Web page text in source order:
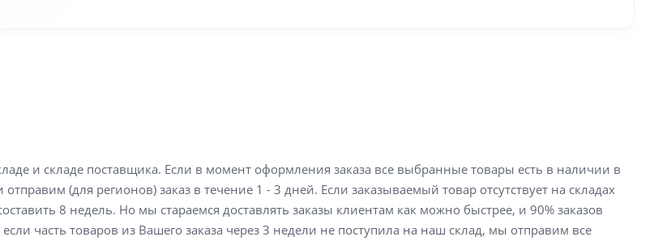
и складе поставщика. Если в момент оформления заказа все выбранные товары есть в наличии в
(для регионов) заказ в течение 1 - 3 дней. Если заказываемый товар отсутствует на складах
8 недель. Но мы стараемся доставлять заказы клиентам как можно быстрее, и 90% заказов
часть товаров из Вашего заказа через 3 недели не поступила на наш склад, мы отправим все